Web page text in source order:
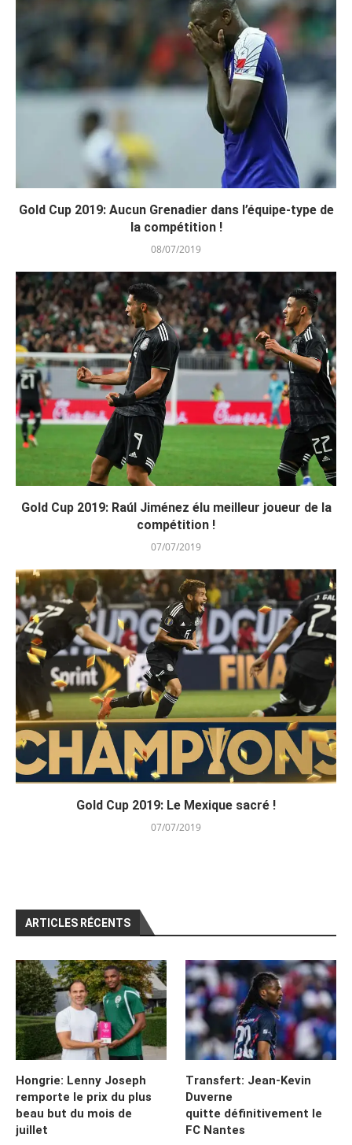
Gold Cup 2019: Aucun Grenadier dans l’équipe-type de
la compétition !
08/07/2019
Gold Cup 2019: Raúl Jiménez élu meilleur joueur de la
compétition !
07/07/2019
Gold Cup 2019: Le Mexique sacré !
07/07/2019
ARTICLES RÉCENTS
Hongrie: Lenny Joseph
remporte le prix du plus
beau but du mois de
juillet
Transfert: Jean-Kevin
Duverne
quitte définitivement le
FC Nantes